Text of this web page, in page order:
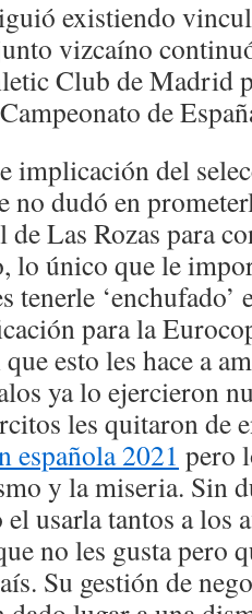
existiendo
vizcaíno
Club de Madrid
de
implicación del
no dudó en
Las Rozas para
lo único que le
tenerle ‘enchufado’
para la
esto les hace a
ya lo ejercieron
les quitaron de
española 2021 pero
y la miseria. Sin
usarla tantos a los
no les gusta pero
Su gestión de